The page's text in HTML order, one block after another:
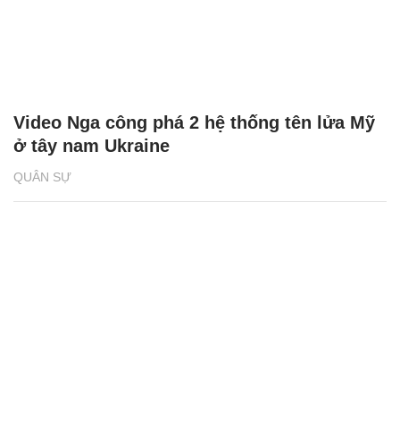
QUÂN SỰ
Video Nga công phá 2 hệ thống tên lửa Mỹ
ở tây nam Ukraine